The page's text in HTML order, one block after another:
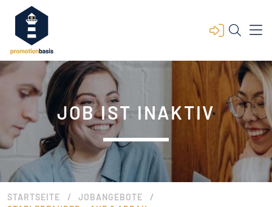
JOB IST INAKTIV
STARTSEITE / JOBANGEBOTE /